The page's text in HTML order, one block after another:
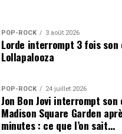
POP-ROCK 3 août 2026
Lorde interrompt 3 fois son
Lollapalooza
POP-ROCK 24 juillet 2026
Jon Bon Jovi interrompt
Madison Square Garden
minutes : ce que l’on sait…